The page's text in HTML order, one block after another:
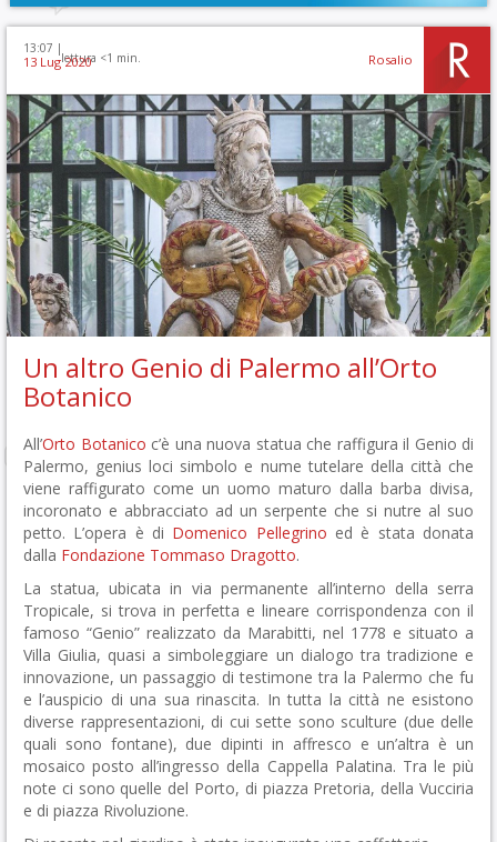
13:07 |
lettura <1 min.
13 Lug 2020 Rosalio
Un altro Genio di Palermo all’Orto
Botanico
All’Orto Botanico c’è una nuova statua che raffigura il Genio di
Palermo, genius loci simbolo e nume tutelare della città che
viene raffigurato come un uomo maturo dalla barba divisa,
incoronato e abbracciato ad un serpente che si nutre al suo
petto. L’opera è di Domenico Pellegrino ed è stata donata
dalla Fondazione Tommaso Dragotto.
La statua, ubicata in via permanente all’interno della serra
Tropicale, si trova in perfetta e lineare corrispondenza con il
famoso “Genio” realizzato da Marabitti, nel 1778 e situato a
Villa Giulia, quasi a simboleggiare un dialogo tra tradizione e
innovazione, un passaggio di testimone tra la Palermo che fu
e l’auspicio di una sua rinascita. In tutta la città ne esistono
diverse rappresentazioni, di cui sette sono sculture (due delle
quali sono fontane), due dipinti in affresco e un’altra è un
mosaico posto all’ingresso della Cappella Palatina. Tra le più
note ci sono quelle del Porto, di piazza Pretoria, della Vucciria
e di piazza Rivoluzione.